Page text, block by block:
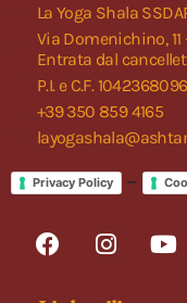
La Yoga Shala
Via Domenichino,
Entrata dal
P.I. e C.F.
+39 350 859 4165
Privacy Policy –